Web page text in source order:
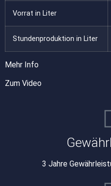
Vorrat in Liter
Stundenproduktion in Liter
Mehr Info
Zum Video
3 Jahre